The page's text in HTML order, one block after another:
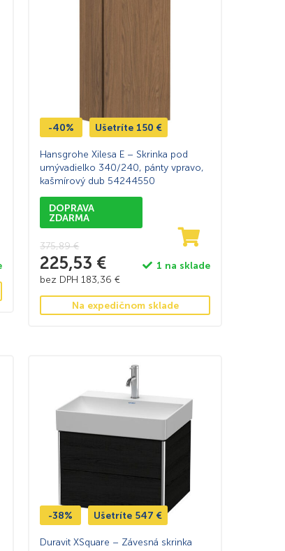
-40% Ušetríte 150€
Hansgrohe Xilesa E – Skrinka pod
umývadielko 340/240, pánty vpravo,
kašmírový dub 54244550
DOPRAVA
ZDARMA
375,89€
225,53 €
bez DPH183,36€
1 na sklade
Na expedičnom sklade
-38% Ušetríte 547€
Duravit XSquare – Závesná skrinka